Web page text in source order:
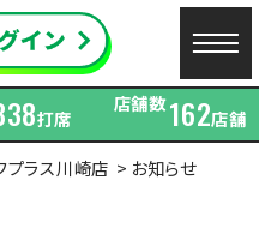
打席
店舗数162店舗
プラス川崎店
お知らせ